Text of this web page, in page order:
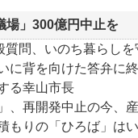
場」300億円中止を
、いのち暮らしを
背を向けた答弁に
る幸山市長
再開発中止の今、
りの「ひろば」は